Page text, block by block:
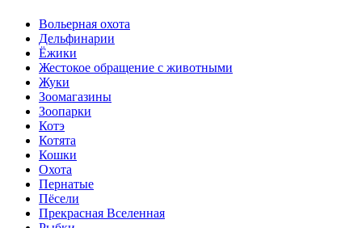
Вольерная охота
Дельфинарии
Ёжики
Жестокое обращение с животными
Жуки
Зоомагазины
Зоопарки
Котэ
Котята
Кошки
Охота
Пернатые
Пёсели
Прекрасная Вселенная